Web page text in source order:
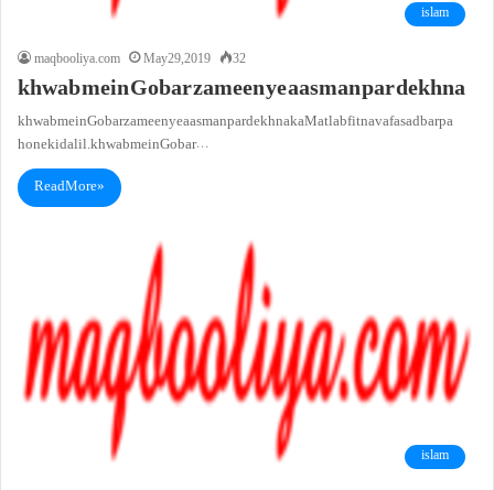
islam
maqbooliya.com
May 29, 2019 32
khwab mein Gobar zameen ye aasman par dekhna
khwab mein Gobar zameen ye aasman par dekhna ka Matlab fitna va fasad barpa
hone ki dalil. khwab mein Gobar…
Read More »
islam